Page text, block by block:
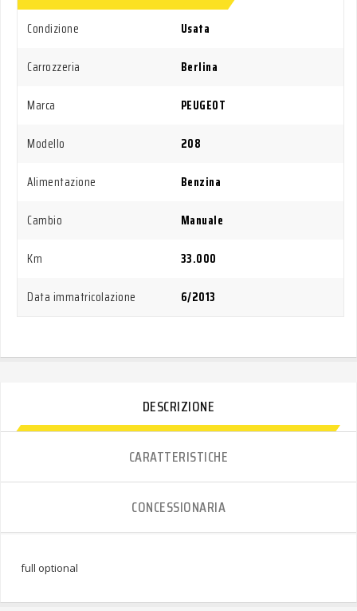
Condizione
Usata
Carrozzeria
Berlina
Marca
PEUGEOT
Modello
208
Alimentazione
Benzina
Cambio
Manuale
Km
33.000
Data immatricolazione
6/2013
DESCRIZIONE
CARATTERISTICHE
CONCESSIONARIA
full optional